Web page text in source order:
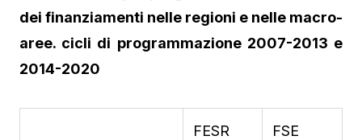
dei finanziamenti nelle regioni e nelle macro-
aree. cicli di programmazione 2007-2013 e
2014-2020
FESR FSE